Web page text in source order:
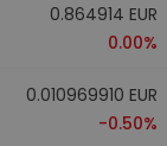
0.864914 EUR
0.00%
0.010969910 EUR
-0.50%